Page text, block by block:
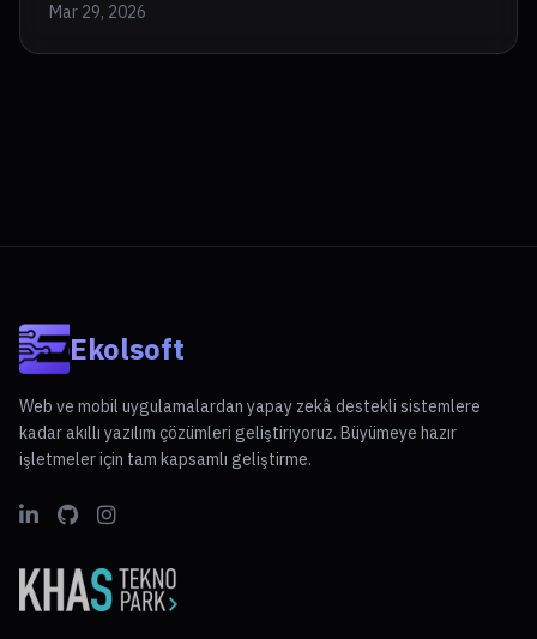
Mar 29, 2026
Ekolsoft
Web ve mobil uygulamalardan yapay zekâ destekli sistemlere
kadar akıllı yazılım çözümleri geliştiriyoruz. Büyümeye hazır
işletmeler için tam kapsamlı geliştirme.